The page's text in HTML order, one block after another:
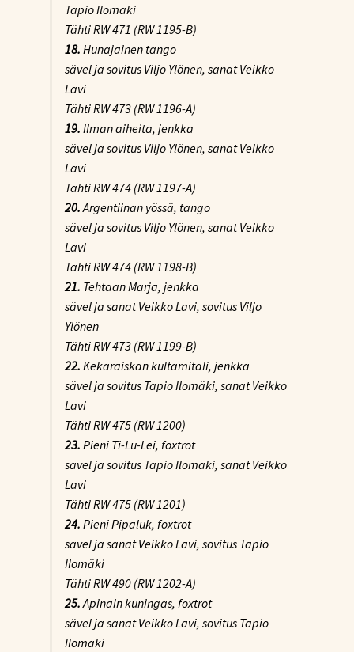
Tapio Ilomäki
Tähti RW 471 (RW 1195-B)
18. Hunajainen tango
sävel ja sovitus Viljo Ylönen, sanat Veikko
Lavi
Tähti RW 473 (RW 1196-A)
19. Ilman aiheita, jenkka
sävel ja sovitus Viljo Ylönen, sanat Veikko
Lavi
Tähti RW 474 (RW 1197-A)
20.Argentiinan yössä, tango
sävel ja sovitus Viljo Ylönen, sanat Veikko
Lavi
Tähti RW 474 (RW 1198-B)
21. Tehtaan Marja, jenkka
sävel ja sanat Veikko Lavi, sovitus Viljo
Ylönen
Tähti RW 473 (RW 1199-B)
22. Kekaraiskan kultamitali, jenkka
sävel ja sovitus Tapio Ilomäki, sanat Veikko
Lavi
Tähti RW 475 (RW 1200)
23. Pieni Ti-Lu-Lei, foxtrot
sävel ja sovitus Tapio Ilomäki, sanat Veikko
Lavi
Tähti RW 475 (RW 1201)
24. Pieni Pipaluk, foxtrot
sävel ja sanat Veikko Lavi, sovitus Tapio
Ilomäki
Tähti RW 490 (RW 1202-A)
25.Apinain kuningas, foxtrot
sävel ja sanat Veikko Lavi, sovitus Tapio
Ilomäki